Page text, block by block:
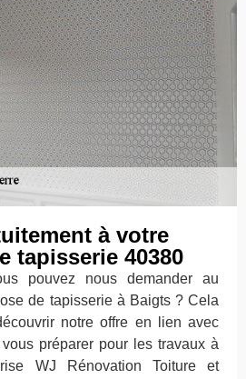
à votre
tapisserie 40380
pouvez nous demander au
de tapisserie à Baigts ? Cela
notre offre en lien avec
préparer pour les travaux à
WJ Rénovation Toiture et